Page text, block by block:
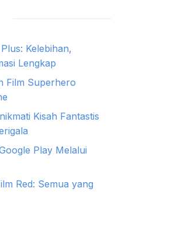
Kelebihan,
Lengkap
Film Superhero
Kisah Fantastis
Play Melalui
Red: Semua yang